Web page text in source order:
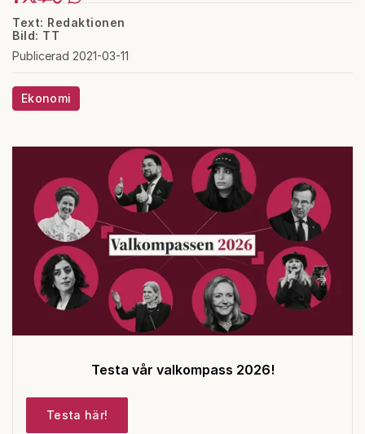
Text: Redaktionen
Bild: TT
Publicerad 2021-03-11
Ekonomi
Testa vår valkompass 2026!
Testa här!